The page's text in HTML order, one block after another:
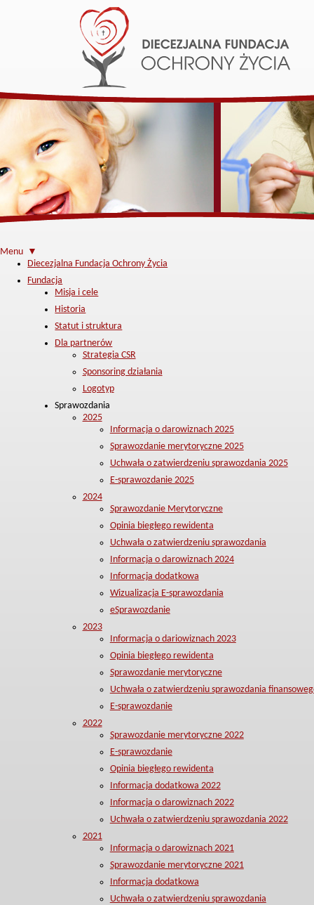
Menu ▼
Diecezjalna Fundacja Ochrony Życia
Fundacja
Misja i cele
Historia
Statut i struktura
Dla partnerów
Strategia CSR
Sponsoring działania
Logotyp
Sprawozdania
2025
Informacja o darowiznach 2025
Sprawozdanie merytoryczne 2025
Uchwała o zatwierdzeniu sprawozdania 2025
E-sprawozdanie 2025
2024
Sprawozdanie Merytoryczne
Opinia biegłego rewidenta
Uchwała o zatwierdzeniu sprawozdania
Informacja o darowiznach 2024
Informacja dodatkowa
Wizualizacja E-sprawozdania
eSprawozdanie
2023
Informacja o dariowiznach 2023
Opinia biegłego rewidenta
Sprawozdanie merytoryczne
Uchwała o zatwierdzeniu sprawozdania
E-sprawozdanie
2022
Sprawozdanie merytoryczne 2022
E-sprawozdanie
Opinia biegłego rewidenta
Informacja dodatkowa 2022
Informacja o darowiznach 2022
Uchwała o zatwierdzeniu sprawozdania 2022
2021
Informacja o darowiznach 2021
Sprawozdanie merytoryczne 2021
Informacja dodatkowa
Uchwała o zatwierdzeniu sprawozdania